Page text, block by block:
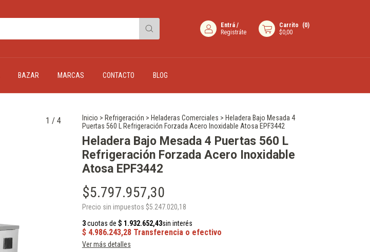
Entrá /
Registráte
Carrito (0)
$0,00
BAZAR MARCAS CONTACTO BLOG
1 / 4 Inicio > Refrigeración > Heladeras Comerciales > Heladera Bajo Mesada 4
Puertas 560 L Refrigeración Forzada Acero Inoxidable Atosa EPF3442
Heladera Bajo Mesada 4 Puertas 560 L
Refrigeración Forzada Acero Inoxidable
Atosa EPF3442
$5.797.957,30
Precio sin impuestos $5.247.020,18
Ver más detalles